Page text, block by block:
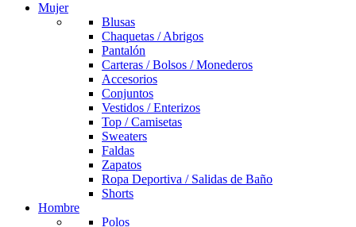
Mujer
Blusas
Chaquetas / Abrigos
Pantalón
Carteras / Bolsos / Monederos
Accesorios
Conjuntos
Vestidos / Enterizos
Top / Camisetas
Sweaters
Faldas
Zapatos
Ropa Deportiva / Salidas de Baño
Shorts
Hombre
Polos